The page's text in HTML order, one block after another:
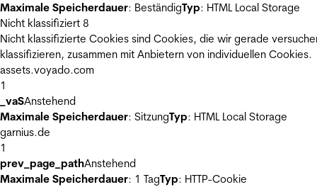
Maximale Speicherdauer: BeständigTyp: HTML Local Storage
Nicht klassifiziert 8
Nicht klassifizierte Cookies sind Cookies, die wir gerade
klassifizieren, zusammen mit Anbietern von individuellen Cookies.
assets.voyado.com
1
_vaSAnstehend
Maximale Speicherdauer: SitzungTyp: HTML Local Storage
garnius.de
1
prev_page_pathAnstehend
Maximale Speicherdauer: 1 TagTyp: HTTP-Cookie